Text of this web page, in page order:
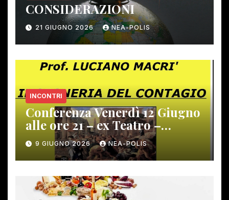
CONSIDERAZIONI
21 GIUGNO 2026 NEA-POLIS
INCONTRI
Conferenza Venerdì 12 Giugno
alle ore 21 – ex Teatro –
Gambassi Terme –
9 GIUGNO 2026 NEA-POLIS